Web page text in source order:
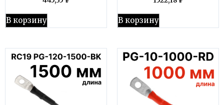
В корзину В корзину